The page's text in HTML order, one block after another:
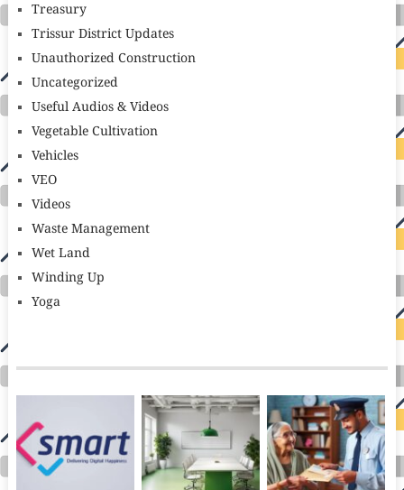
Treasury
Trissur District Updates
Unauthorized Construction
Uncategorized
Useful Audios & Videos
Vegetable Cultivation
Vehicles
VEO
Videos
Waste Management
Wet Land
Winding Up
Yoga